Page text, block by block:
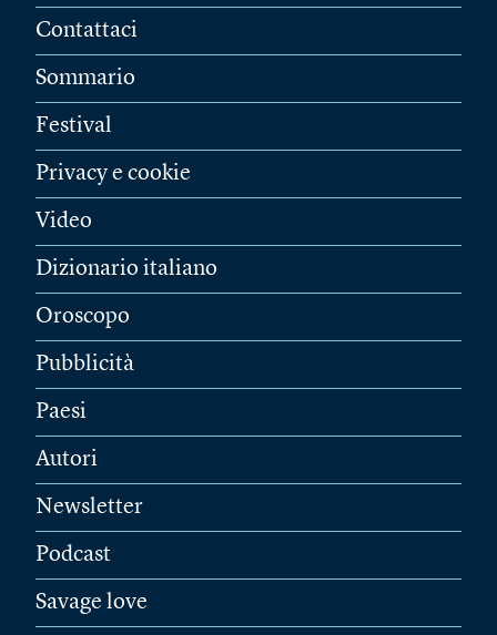
Contattaci
Sommario
Festival
Privacy e cookie
Video
Dizionario italiano
Oroscopo
Pubblicità
Paesi
Autori
Newsletter
Podcast
Savage love